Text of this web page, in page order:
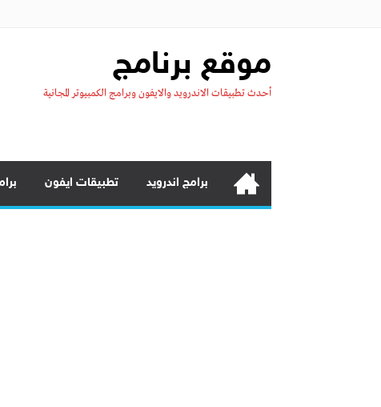
موقع برنامج
أحدث تطبيقات الاندرويد والايفون وبرامج الكمبيوتر المجانية
برامج اندرويد تطبيقات ايفون